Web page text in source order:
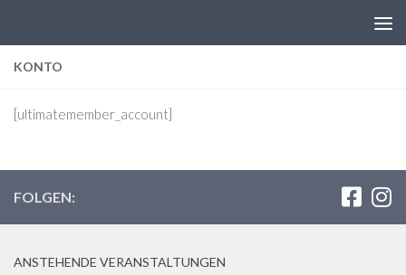
KONTO
[ultimatemember_account]
FOLGEN:
ANSTEHENDE VERANSTALTUNGEN